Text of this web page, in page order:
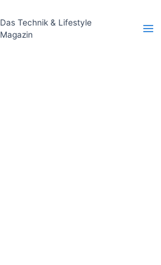
Das Technik & Lifestyle
Magazin